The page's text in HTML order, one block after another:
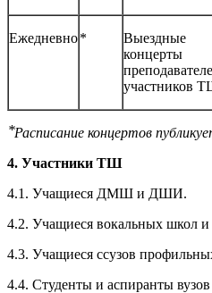
Ежедневно*
Выездные
концерты
участников
Расписание концертов
4. Участники ТШ
4.1. Учащиеся ДМШ и ДШИ.
4.2. Учащиеся вокальных школ и
4.3. Учащиеся ссузов
4.4. Студенты и аспиранты